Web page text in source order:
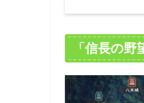
「信長の